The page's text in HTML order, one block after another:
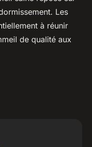
Les
à réunir
de qualité aux